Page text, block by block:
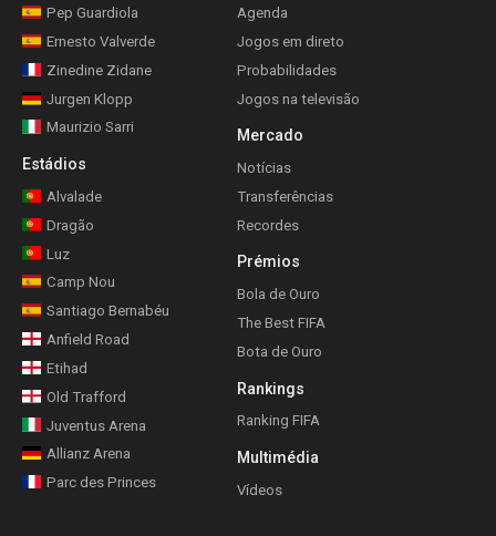
Pep Guardiola
Ernesto Valverde
Zinedine Zidane
Jurgen Klopp
Maurizio Sarri
Estádios
Alvalade
Dragão
Luz
Camp Nou
Santiago Bernabéu
Anfield Road
Etihad
Old Trafford
Juventus Arena
Allianz Arena
Parc des Princes
Agenda
Jogos em direto
Probabilidades
Jogos na televisão
Mercado
Notícias
Transferências
Recordes
Prémios
Bola de Ouro
The Best FIFA
Bota de Ouro
Rankings
Ranking FIFA
Multimédia
Vídeos